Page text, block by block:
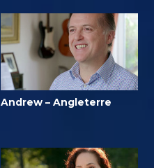
Andrew – Angleterre